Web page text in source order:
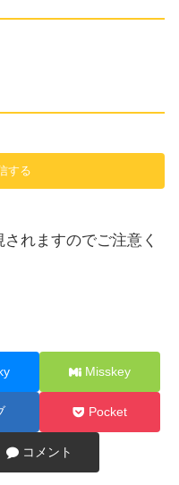
れますのでご注意く
Misskey
Pocket
コメント